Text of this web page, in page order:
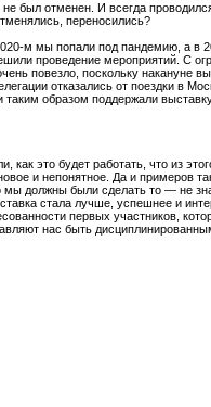
отменен. И всегда
переносились?
м мы попали под пандемию, а в
проведение мероприятий. С
повезло, поскольку накануне
отказались от поездки в
таким образом поддержали
это будет работать, что из
и непонятное. Да и примеров
мы должны были сделать то — не
стала лучше, успешнее и
первых участников,
нас быть